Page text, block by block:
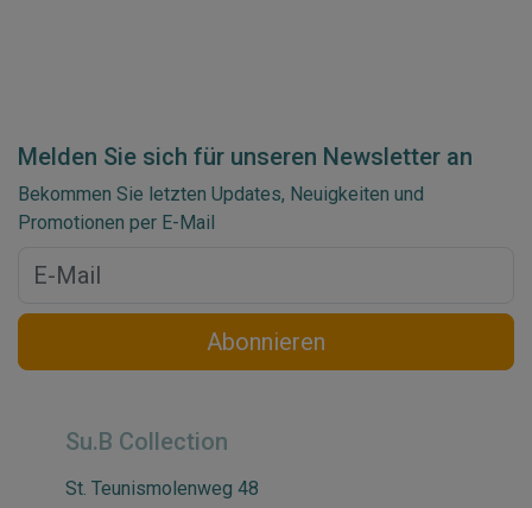
Melden Sie sich für unseren Newsletter an
Bekommen Sie letzten Updates, Neuigkeiten und
Promotionen per E-Mail
Abonnieren
Su.B Collection
St. Teunismolenweg 48